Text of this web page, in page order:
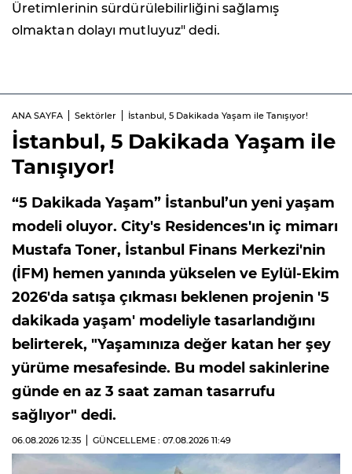
Üretimlerinin sürdürülebilirliğini sağlamış
olmaktan dolayı mutluyuz" dedi.
ANA SAYFA Sektörler İstanbul, 5 Dakikada Yaşam ile Tanışıyor!
İstanbul, 5 Dakikada Yaşam ile
Tanışıyor!
“5 Dakikada Yaşam” İstanbul’un yeni yaşam
modeli oluyor. City's Residences'ın iç mimarı
Mustafa Toner, İstanbul Finans Merkezi'nin
(İFM) hemen yanında yükselen ve Eylül-Ekim
2026'da satışa çıkması beklenen projenin '5
dakikada yaşam' modeliyle tasarlandığını
belirterek, "Yaşamınıza değer katan her şey
yürüme mesafesinde. Bu model sakinlerine
günde en az 3 saat zaman tasarrufu
sağlıyor" dedi.
06.08.2026 12:35 GÜNCELLEME : 07.08.2026 11:49